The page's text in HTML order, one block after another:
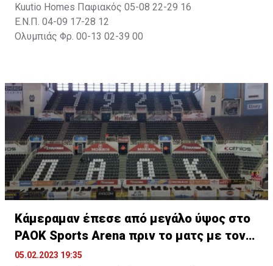
Kuutio Homes Παφιακός 05-08 22-29 16
Ε.Ν.Π. 04-09 17-28 12
Ολυμπιάς Φρ. 00-13 02-39 00
Κάμεραμαν έπεσε από μεγάλο ύψος στο
PAOK Sports Arena πριν το ματς με τον
ΟΦΗ
05.02.2023 19:35